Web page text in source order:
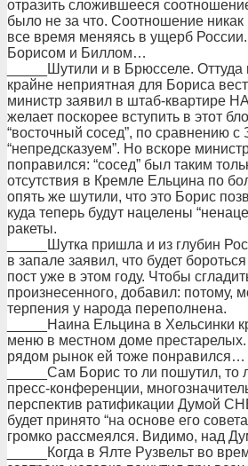
отразить сложившееся
было не за что. Соотношение никак
все время меняясь в ущерб
Борисом и Биллом…
_____Шутили и в Брюсселе.
крайне неприятная для Бориса
министр заявил в штаб-квартире
желает поскорее вступить в этот
“восточный сосед”, по сравнению с
“непредсказуем”. Но вскоре
поправился: “сосед” был таким
отсутствия в Кремле Ельцина по
опять же шутили, что это Борис
куда теперь будут нацелены
ракеты.
_____Шутка пришла и из глубин
в запале заявил, что будет
пост уже в этом году. Чтобы
произнесенного, добавил: потому,
терпения у народа переполнена.
_____Наина Ельцина в Хельсинки
меню в местном доме
рядом рынок ей тоже понравился…
_____Сам Борис то ли пошутил, то
пресс-конференции,
перспектив ратификации Думой
будет принято “на основе его
громко рассмеялся. Видимо, над
_____Когда в Ялте Рузвельт во